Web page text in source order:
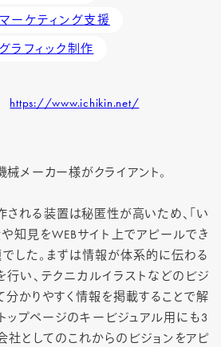
マーケティング支援
グラフィック制作
https://www.ichikin.net/
メーカー様がクライアント。
される装置は秘匿性が高いため、「い
知見をWEBサイト上でアピールでき
でした。まずは情報が体系的に伝わる
行い、テクニカルイラストなどのビジ
分かりやすく情報を掲載することで解
ップページのキービジュアル用にも3
社としてのこれからのビジョンをアピ